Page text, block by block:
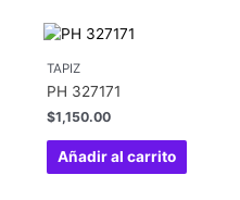
TAPIZ
PH 327171
$1,150.00
Añadir al carrito